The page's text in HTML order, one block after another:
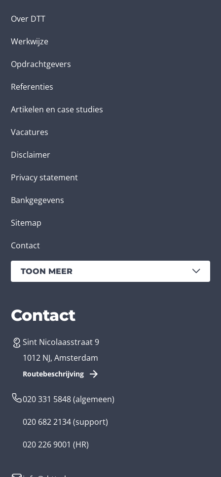
Over DTT
Werkwijze
Opdrachtgevers
Referenties
Artikelen en case studies
Vacatures
Disclaimer
Privacy statement
Bankgegevens
Sitemap
Contact
TOON MEER
Diensten
App laten maken
Branches
Bedrijfsapp
Contact
Sint Nicolaasstraat 9
1012 NJ, Amsterdam
Routebeschrijving
020 331 5848(algemeen)
020 682 2134(support)
020 226 9001 (HR)